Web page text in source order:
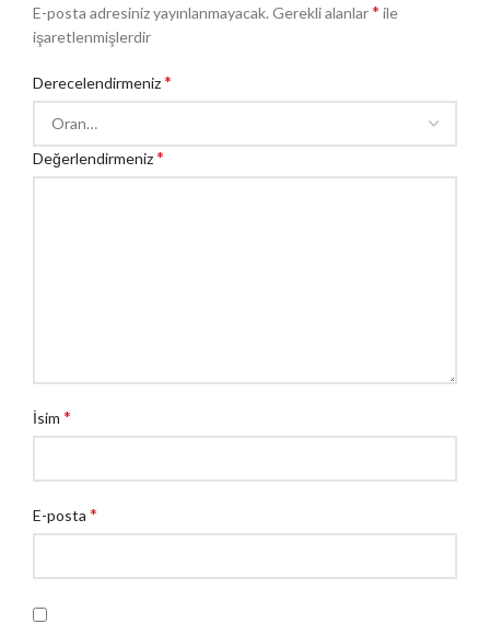
E-posta adresiniz yayınlanmayacak.Gerekli alanlar* ile
işaretlenmişlerdir
Derecelendirmeniz*
Değerlendirmeniz*
İsim *
E-posta *